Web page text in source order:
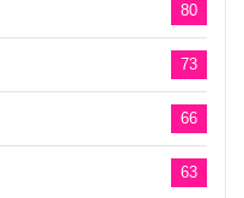
80
73
66
63